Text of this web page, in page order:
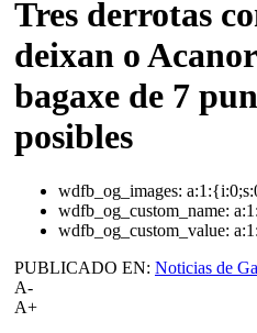
Tres derrotas
deixan o
bagaxe de 7
posibles
wdfb_og_images:
wdfb_og_custom_name:
wdfb_og_custom_value:
PUBLICADO EN: Noticias de
A-
A+